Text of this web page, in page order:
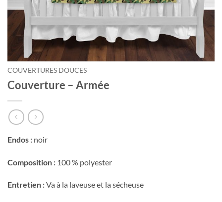
COUVERTURES DOUCES
Couverture – Armée
Endos : noir
Composition : 100 % polyester
Entretien :Va à la laveuse et la sécheuse